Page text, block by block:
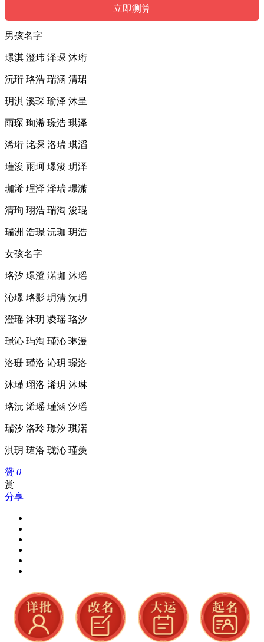
男孩名字
璟淇 澄玮 泽琛 沐珩
沅珩 珞浩 瑞涵 清珺
玥淇 溪琛 瑜泽 沐呈
雨琛 珣浠 璟浩 琪泽
浠珩 洺琛 洛瑞 琪滔
瑾浚 雨珂 璟浚 玥泽
珈浠 珵泽 泽瑞 璟潇
清珣 珝浩 瑞淘 浚琨
瑞洲 浩璟 沅珈 玥浩
女孩名字
珞汐 璟澄 渃珈 沐瑶
沁璟 珞影 玥清 沅玥
澄瑶 沐玥 凌瑶 珞汐
璟沁 玙淘 瑾沁 琳漫
洛珊 瑾洛 沁玥 璟洛
沐瑾 珝洛 浠玥 沐琳
珞沅 浠瑶 瑾涵 汐瑶
瑞汐 洛玲 璟汐 琪渃
淇玥 珺洛 珑沁 瑾羡
赞 0
赏
分享